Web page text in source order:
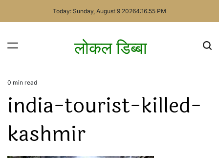
Today: Sunday, August 9 20264:16:56 PM
लोकल डिब्बा
Estimated
time
0 min read
india-tourist-killed-
kashmir